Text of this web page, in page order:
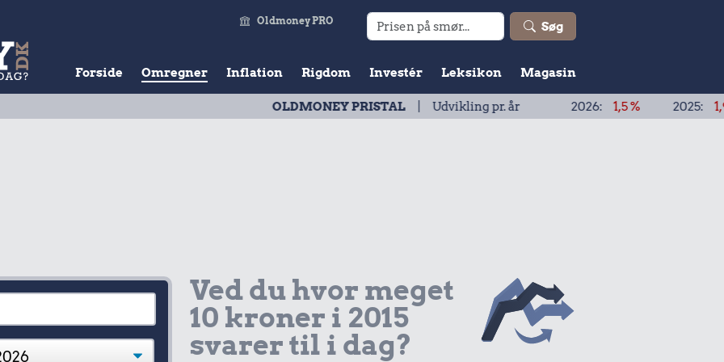
Søg
Oldmoney PRO
Forside Omregner Inflation Rigdom Investér Leksikon Magasin
OLDMONEY PRISTAL| Udvikling pr. år2026: 2025: 1,9 %
Ved du hvor meget
10 kroner i 2015
svarer til i dag?